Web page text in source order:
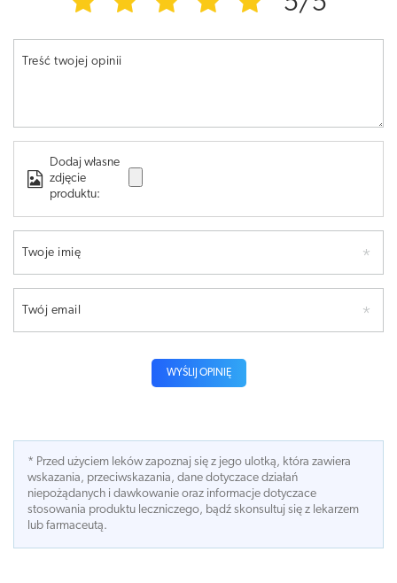
Treść twojej opinii
Dodaj własne
zdjęcie
produktu:
Twoje imię
Twój email
WYŚLIJ OPINIĘ
* Przed użyciem leków zapoznaj się z jego ulotką, która zawiera
wskazania, przeciwskazania, dane dotyczace działań
niepożądanych i dawkowanie oraz informacje dotyczace
stosowania produktu leczniczego, bądź skonsultuj się z lekarzem
lub farmaceutą.